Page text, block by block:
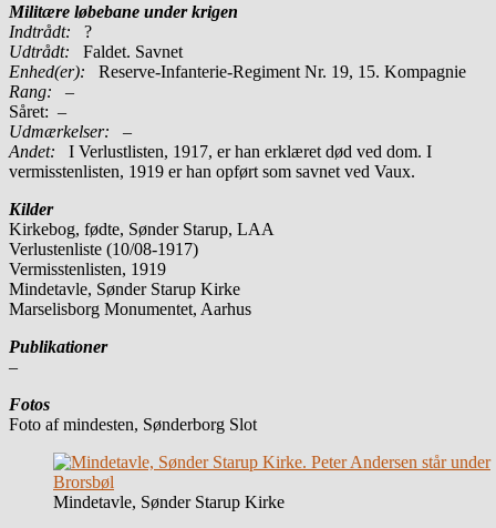
Militære løbebane under krigen
Indtrådt: ?
Udtrådt: Faldet. Savnet
Enhed(er):
Reserve-Infanterie-Regiment Nr. 19, 15. Kompagnie
Rang:
–
Såret: –
Udmærkelser: –
Andet: I Verlustlisten, 1917, er han erklæret død ved dom. I
vermisstenlisten, 1919 er han opført som savnet ved Vaux.
Kilder
Kirkebog, fødte, Sønder Starup, LAA
Verlustenliste (10/08-1917)
Vermisstenlisten, 1919
Mindetavle, Sønder Starup Kirke
Marselisborg Monumentet, Aarhus
Publikationer
–
Fotos
Foto af mindesten, Sønderborg Slot
Mindetavle, Sønder Starup Kirke